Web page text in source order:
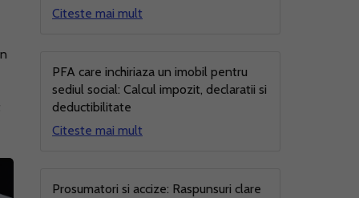
Citeste mai mult
PFA care inchiriaza un imobil pentru
sediul social: Calcul impozit, declaratii si
deductibilitate
Citeste mai mult
Prosumatori si accize: Raspunsuri clare